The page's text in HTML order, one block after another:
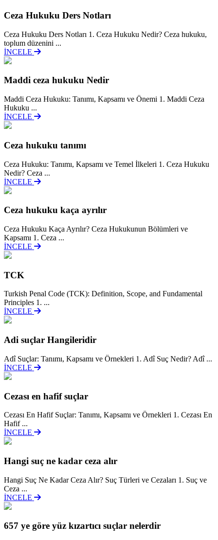
Ceza Hukuku Ders Notları
Ceza Hukuku Ders Notları 1. Ceza Hukuku Nedir? Ceza hukuku,
toplum düzenini ...
İNCELE
Maddi ceza hukuku Nedir
Maddi Ceza Hukuku: Tanımı, Kapsamı ve Önemi 1. Maddi Ceza
Hukuku ...
İNCELE
Ceza hukuku tanımı
Ceza Hukuku: Tanımı, Kapsamı ve Temel İlkeleri 1. Ceza Hukuku
Nedir? Ceza ...
İNCELE
Ceza hukuku kaça ayrılır
Ceza Hukuku Kaça Ayrılır? Ceza Hukukunun Bölümleri ve
Kapsamı 1. Ceza ...
İNCELE
TCK
Turkish Penal Code (TCK): Definition, Scope, and Fundamental
Principles 1. ...
İNCELE
Adi suçlar Hangileridir
Adî Suçlar: Tanımı, Kapsamı ve Örnekleri 1. Adî Suç Nedir? Adî ...
İNCELE
Cezası en hafif suçlar
Cezası En Hafif Suçlar: Tanımı, Kapsamı ve Örnekleri 1. Cezası En
Hafif ...
İNCELE
Hangi suç ne kadar ceza alır
Hangi Suç Ne Kadar Ceza Alır? Suç Türleri ve Cezaları 1. Suç ve
Ceza ...
İNCELE
657 ye göre yüz kızartıcı suçlar nelerdir